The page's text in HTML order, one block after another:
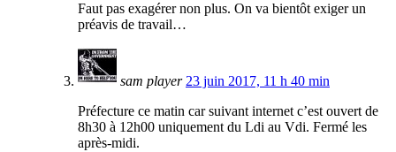
Faut pas exagérer non plus. On va bientôt exiger un
préavis de travail…
sam player 23 juin 2017, 11 h 40 min
Préfecture ce matin car suivant internet c’est ouvert de
8h30 à 12h00 uniquement du Ldi au Vdi. Fermé les
après-midi.